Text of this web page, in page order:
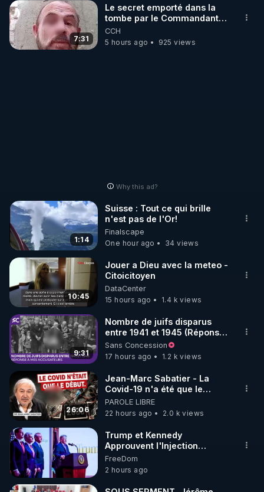
🌱 LA BOUTIQUE DU MAGAZINE
Pour obtenir les anciens numéros que vous avez
🌱 INSTAGRAM
https://www.instagram.com/rdlr_thierrycasasnovas/
http://rgnr.li/instagram
🌱 LA NEWSLETTER
Pour ne pas rater l’actualité RGNR (stages,
http://rgnr.li/news
🌱 VIDÉOS NON CENSURÉES SUR ODYSEE
Toutes les vidéos Youtube sont aussi sur la
http://rgnr.li/odysee
🌱 LES STAGES EN PRÉSENTIEL
http://rgnr.li/stages
7:31
Le secret emporté dans la
tombe par le Commandant
Cousteau le 25 juin 1997
CCH
5 hours ago
925 views
Why this ad?
1:14
Suisse : Tout ce qui brille
n'est pas de l'Or!
Finalscape
One hour ago
34 views
10:45
Jouer a Dieu avec la meteo -
Citoicitoyen
DataCenter
15 hours ago
1.4 k views
9:31
Nombre de juifs disparus
entre 1941 et 1945 (Réponse
à mes accusateurs)
Sans Concession
17 hours ago
1.2 k views
26:06
Jean-Marc Sabatier - La
Covid-19 n'a été que le
début - L'ARNm & l'ARNm-aa
jusqu où auront-t-il ?
PAROLE LIBRE
22 hours ago
2.0 k views
Trump et Kennedy
Approuvent l'Injection
Antigrippale à ARNm de
Moderna, malgré un
Bénéfice Absolu Inférieur à
1% et des Effets Secondaires
FreeDom
2 hours ago